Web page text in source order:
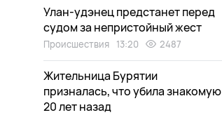
Улан-удэнец предстанет перед
судом за непристойный жест
Происшествия 13:20 2487
Жительница Бурятии
призналась, что убила знакомую
20 лет назад